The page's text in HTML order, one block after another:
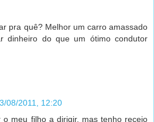
pra quê? Melhor um carro amassado
dinheiro do que um ótimo condutor
08/2011, 12:20
o meu filho a dirigir, mas tenho receio